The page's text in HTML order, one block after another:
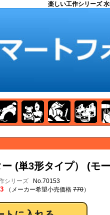
楽しい工作シリーズ
(単3形タイプ） (モ
シリーズ No.70153
（メーカー希望小売価格 770）
車 バイク キャラクターガンダム 塗料